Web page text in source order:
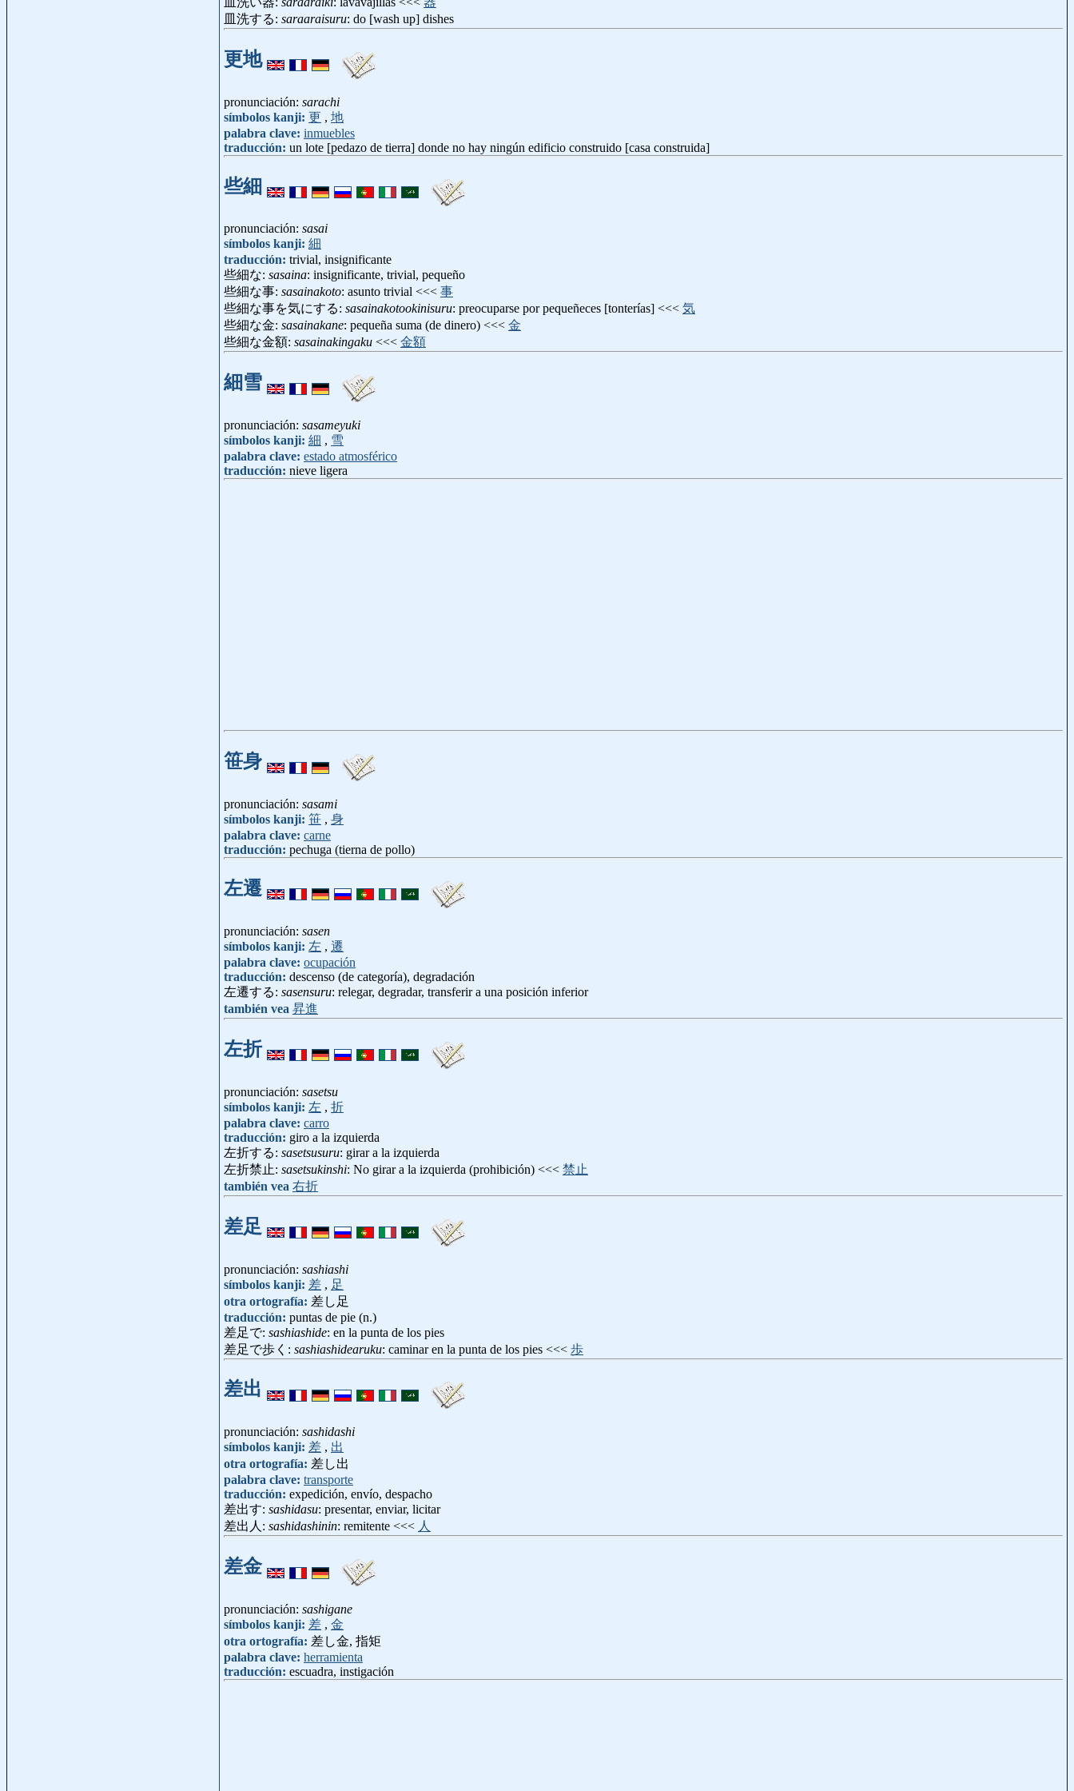
皿洗する: saraaraisuru: do [wash up] dishes
更地
pronunciación: sarachi
símbolos kanji: 更 , 地
palabra clave: inmuebles
traducción: un lote [pedazo de tierra] donde no hay ningún edificio construido [casa construida]
些細
pronunciación: sasai
símbolos kanji: 細
traducción: trivial, insignificante
些細な: sasaina: insignificante, trivial, pequeño
些細な事: sasainakoto: asunto trivial <<< 事
些細な事を気にする: sasainakotookinisuru: preocuparse por pequeñeces [tonterías] <<< 気
些細な金: sasainakane: pequeña suma (de dinero) <<< 金
些細な金額: sasainakingaku <<< 金額
細雪
pronunciación: sasameyuki
símbolos kanji: 細 , 雪
palabra clave: estado atmosférico
traducción: nieve ligera
笹身
pronunciación: sasami
símbolos kanji: 笹 , 身
palabra clave: carne
traducción: pechuga (tierna de pollo)
左遷
pronunciación: sasen
símbolos kanji: 左 , 遷
palabra clave: ocupación
traducción: descenso (de categoría), degradación
左遷する: sasensuru: relegar, degradar, transferir a una posición inferior
también vea 昇進
左折
pronunciación: sasetsu
símbolos kanji: 左 , 折
palabra clave: carro
traducción: giro a la izquierda
左折する: sasetsusuru: girar a la izquierda
左折禁止: sasetsukinshi: No girar a la izquierda (prohibición) <<< 禁止
también vea 右折
差足
pronunciación: sashiashi
símbolos kanji: 差 , 足
otra ortografía: 差し足
traducción: puntas de pie (n.)
差足で: sashiashide: en la punta de los pies
差足で歩く: sashiashidearuku: caminar en la punta de los pies <<< 歩
差出
pronunciación: sashidashi
símbolos kanji: 差 , 出
otra ortografía: 差し出
palabra clave: transporte
traducción: expedición, envío, despacho
差出す: sashidasu: presentar, enviar, licitar
差出人: sashidashinin: remitente <<< 人
差金
pronunciación: sashigane
símbolos kanji: 差 , 金
otra ortografía: 差し金, 指矩
palabra clave: herramienta
traducción: escuadra, instigación